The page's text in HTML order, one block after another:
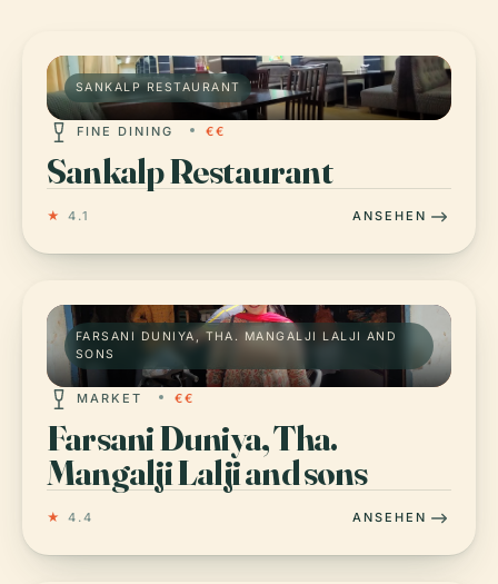
SANKALP RESTAURANT
FINE DINING €€
Sankalp Restaurant
★ 4.1 ANSEHEN
FARSANI DUNIYA, THA. MANGALJI LALJI AND
SONS
MARKET €€
Farsani Duniya, Tha.
Mangalji Lalji and sons
★ 4.4 ANSEHEN